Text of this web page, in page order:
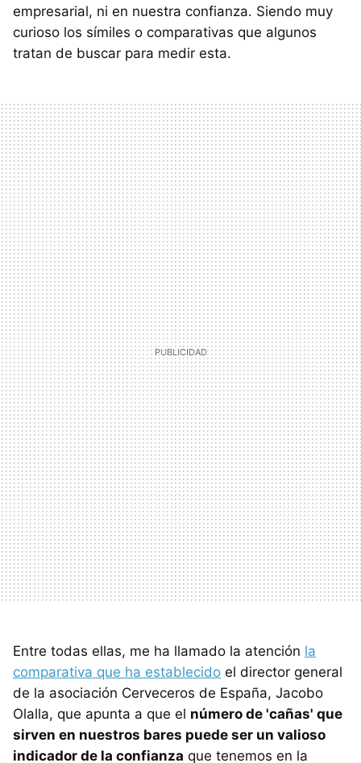
empresarial, ni en nuestra confianza. Siendo muy
curioso los símiles o comparativas que algunos
tratan de buscar para medir esta.
Entre todas ellas, me ha llamado la atención la
comparativa que ha establecido el director general
de la asociación Cerveceros de España, Jacobo
Olalla, que apunta a que el número de 'cañas' que
sirven en nuestros bares puede ser un valioso
indicador de la confianza que tenemos en la